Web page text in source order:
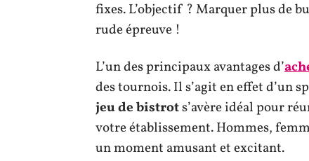
fixes. L’objectif ? Marquer plus de
rude épreuve !
L’un des principaux avantages d’
des tournois. Il s’agit en effet d’un
jeu de bistrots’avère idéal pour
votre établissement. Hommes,
un moment amusant et excitant.